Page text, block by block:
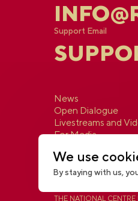
Support Email
News
Open Dialogue
Livestreams and
For Media
THE NATIONAL CENTRE
We use
By staying with us,